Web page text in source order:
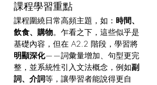
課程學習重點
課程圍繞日常高頻主題，如： 時間、
飲食、購物。乍看之下，這些似乎是
基礎內容，但在 A2.2 階段，學習將
明顯深化——詞彙量增加、句型更完
整，並系統性引入文法概念，例如副
詞、介詞等，讓學習者能說得更自